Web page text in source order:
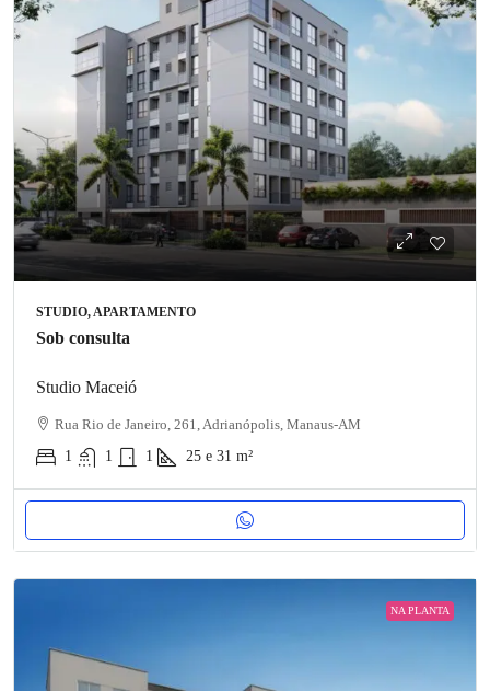
STUDIO, APARTAMENTO
Sob consulta
Studio Maceió
Rua Rio de Janeiro, 261, Adrianópolis, Manaus-AM
1
1 1 25 e 31 m²
NA PLANTA